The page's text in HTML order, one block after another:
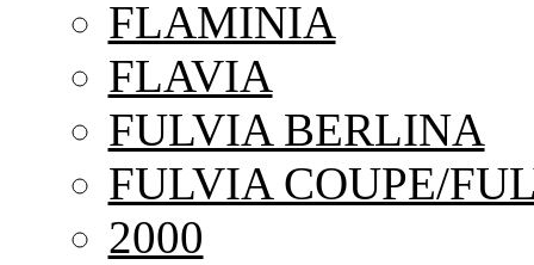
FLAMINIA
FLAVIA
FULVIA BERLINA
FULVIA COUPE/
2000